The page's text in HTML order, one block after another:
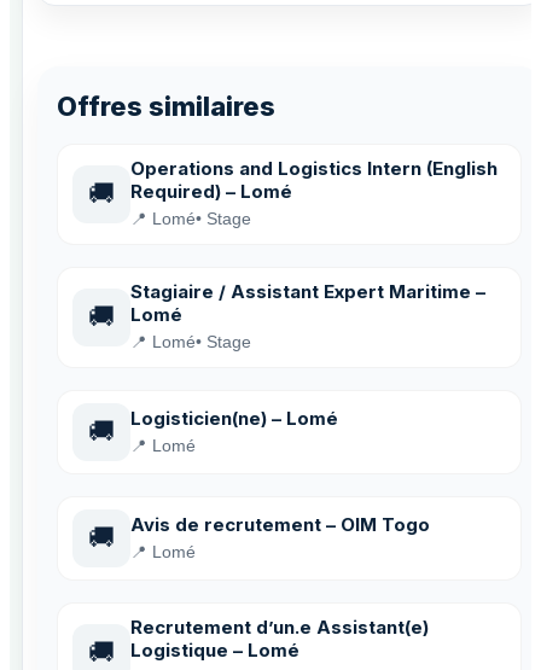
Offres similaires
🚚
Operations and Logistics Intern (English
Required) – Lomé
📍 Lomé• Stage
🚚
Stagiaire / Assistant Expert Maritime –
Lomé
📍 Lomé• Stage
🚚 Logisticien(ne) – Lomé
📍 Lomé
🚚 Avis de recrutement – OIM Togo
📍 Lomé
🚚
Recrutement d’un.e Assistant(e)
Logistique – Lomé